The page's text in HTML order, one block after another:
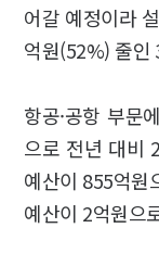
어갈 예정이라
억원(52%) 줄인
항공·공항 부문
으로 전년 대비
예산이 855억원
예산이 2억원으